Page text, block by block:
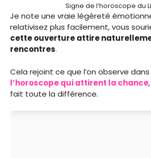
Signe de l’horoscope du
Je note une vraie légèreté
relativisez plus facilement, vous
cette ouverture attire
rencontres.
Cela rejoint ce que l’on observe dans
l’horoscope qui attirent la chance
fait toute la différence.